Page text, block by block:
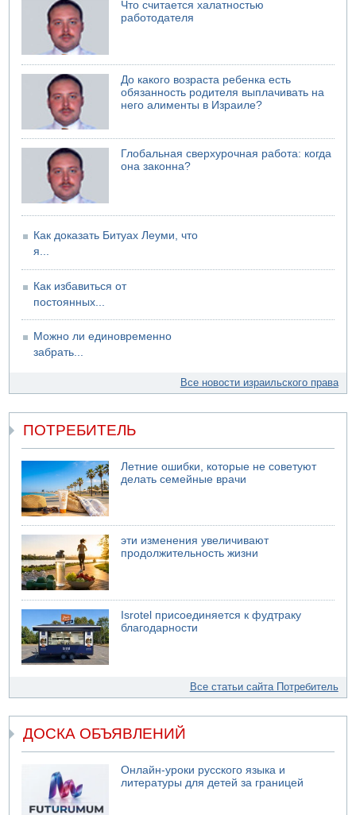
Что считается халатностью
работодателя
До какого возраста ребенка есть
обязанность родителя выплачивать на
него алименты в Израиле?
Глобальная сверхурочная работа: когда
она законна?
Как доказать Битуах Леуми, что
я...
Как избавиться от
постоянных...
Можно ли единовременно
забрать...
Все новости израильского права
ПОТРЕБИТЕЛЬ
Летние ошибки, которые не советуют
делать семейные врачи
эти изменения увеличивают
продолжительность жизни
Isrotel присоединяется к фудтраку
благодарности
Все статьи сайта Потребитель
ДОСКА ОБЪЯВЛЕНИЙ
Онлайн-уроки русского языка и
литературы для детей за границей